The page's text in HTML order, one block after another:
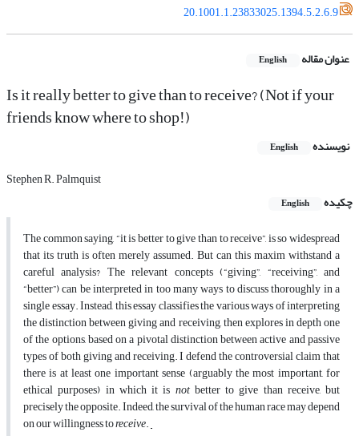
20.1001.1.23833025.1394.5.2.6.9
عنوان مقاله English
Is it really better to give than to receive? (Not if your
friends know where to shop!)
نویسنده English
Stephen R. Palmquist
چکیده
English
The common saying, “it is better to give than to receive”, is so widespread
that its truth is often merely assumed. But can this maxim withstand a
careful analysis? The relevant concepts (“giving”, “receiving”, and
“better”) can be interpreted in too many ways to discuss thoroughly in a
single essay. Instead, this essay classifies the various ways of interpreting
the distinction between giving and receiving, then explores in depth one
of the options, based on a pivotal distinction between active and passive
types of both giving and receiving. I defend the controversial claim that
there is at least one important sense (arguably the most important, for
ethical purposes) in which it is not better to give than receive, but
precisely the opposite. Indeed, the survival of the human race may depend
on our willingness toreceive.